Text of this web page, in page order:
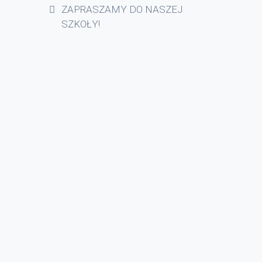
ZAPRASZAMY DO NASZEJ
SZKOŁY!